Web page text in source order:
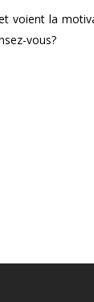
voient la
vous?